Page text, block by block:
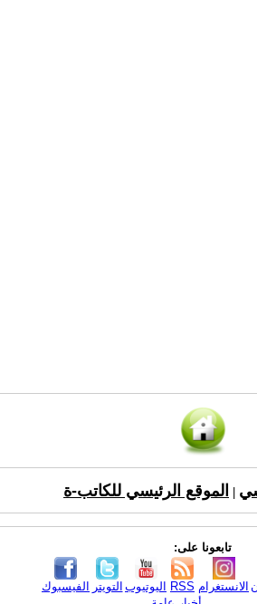
الموقع الرئيسي للكاتب-ة
تابعونا على:
الفيسبوك التويتر اليوتيوب RSS الانستغرام